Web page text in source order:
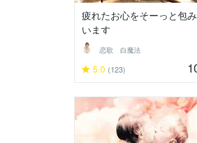
疲れたお心をそーっと包
います
恋歌 白魔法
5.0 (123)